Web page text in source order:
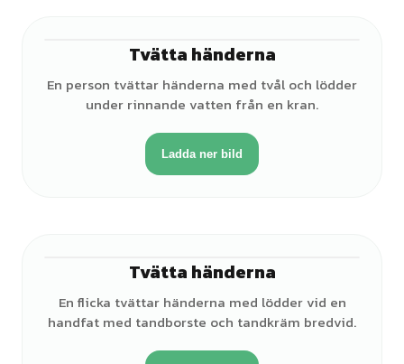
Tvätta händerna
En person tvättar händerna med tvål och lödder
under rinnande vatten från en kran.
Ladda ner bild
Tvätta händerna
En flicka tvättar händerna med lödder vid en
handfat med tandborste och tandkräm bredvid.